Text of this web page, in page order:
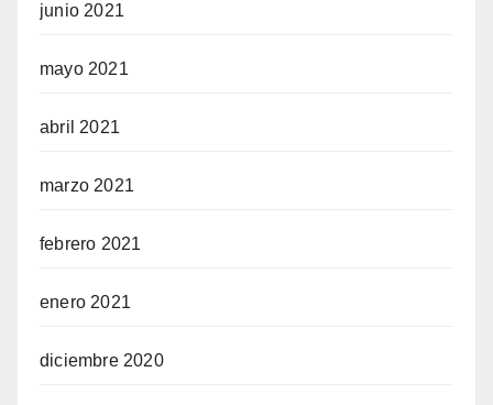
junio 2021
mayo 2021
abril 2021
marzo 2021
febrero 2021
enero 2021
diciembre 2020